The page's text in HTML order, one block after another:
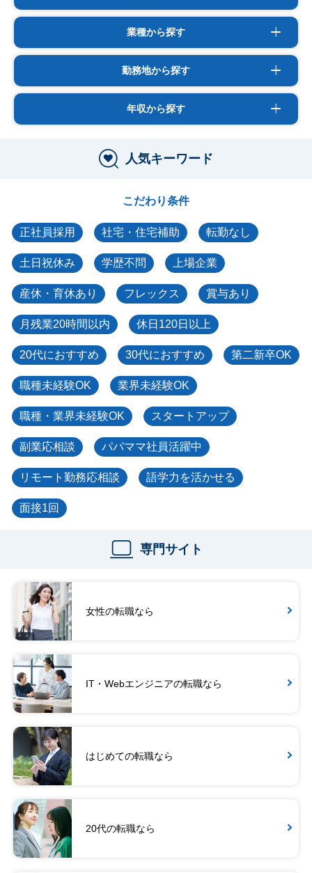
業種から探す
勤務地から探す
年収から探す
人気キーワード
こだわり条件
正社員採用 社宅・住宅補助 転勤なし
土日祝休み 学歴不問 上場企業
産休・育休あり フレックス 賞与あり
月残業20時間以内 休日120日以上
20代におすすめ 30代におすすめ 第二新卒OK
職種未経験OK 業界未経験OK
職種・業界未経験OK スタートアップ
副業応相談 パパママ社員活躍中
リモート勤務応相談 語学力を活かせる
面接1回
専門サイト
女性の転職なら
IT・Webエンジニアの転職なら
はじめての転職なら
20代の転職なら